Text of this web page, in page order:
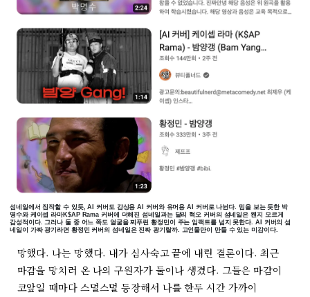
섬네일에서 짐작할 수 있듯, AI 커버도 감상용 AI 커버와 유머용 AI 커버로 나뉜다. 밈을 보는 듯한 박
명수와 케이셉 라마K$AP Rama 커버에 더해진 섬네일과는 달리 혁오 커버의 섬네일은 왠지 모르게
감성적이다. 그러나 둘 중 어느 쪽도 얼굴을 찌푸린 황정민이 주는 임팩트를 넘지 못한다. AI 커버의 섬
네일이 가짜 광기라면 황정민 커버의 섬네일은 진짜 광기랄까. 고인물만이 만들 수 있는 미감이다.
망했다. 나는 망했다. 내가 심사숙고 끝에 내린 결론이다. 최근
마감을 망치러 온 나의 구원자가 둘이나 생겼다. 그들은 마감이
코앞일 때마다 스멀스멀 등장해서 나를 한두 시간 가까이